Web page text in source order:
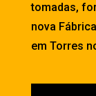
tomadas,
nova
em Torres